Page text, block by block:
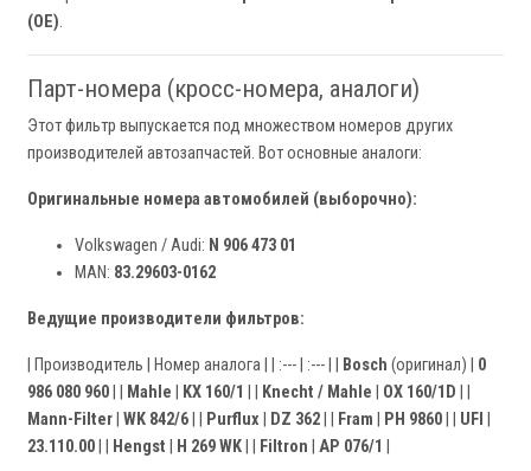
(OE).
Парт-номера (кросс-номера, аналоги)
Этот фильтр выпускается под множеством номеров других
производителей автозапчастей. Вот основные аналоги:
Оригинальные номера автомобилей (выборочно):
Volkswagen / Audi: N 906 473 01
MAN: 83.29603-0162
Ведущие производители фильтров:
| Производитель | Номер аналога | | :--- | :--- | | Bosch (оригинал) | 0
986 080 960
Mahle KX 160/1 Knecht / Mahle OX 160/1D
Mann-Filter WK 842/6 Purflux DZ 362 Fram PH 9860 UFI
23.110.00
Hengst H 269 WK Filtron AP 076/1